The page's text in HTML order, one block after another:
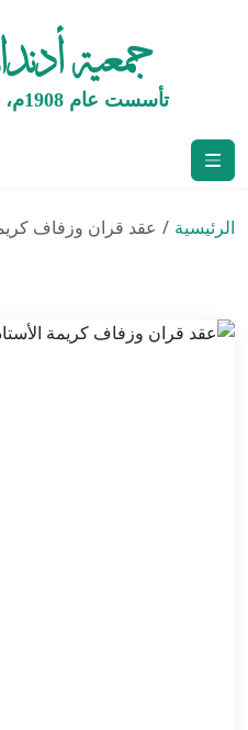
جمعية
تأسست عام 1908م، و المشهرة برقم 568
الرئيسية عقد قران وزفاف